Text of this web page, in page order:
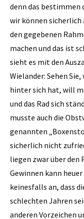
denn das bestimmen
wir können ­sicherlich
den gegebenen
machen und das ist
sieht es mit den
Wielander: Sehen
hinter sich hat, will
und das Rad sich
musste auch die
genannten
sicherlich nicht
liegen zwar über
Gewinnen kann
keinesfalls an, dass
schlechten Jahren
anderen Vorzeichen